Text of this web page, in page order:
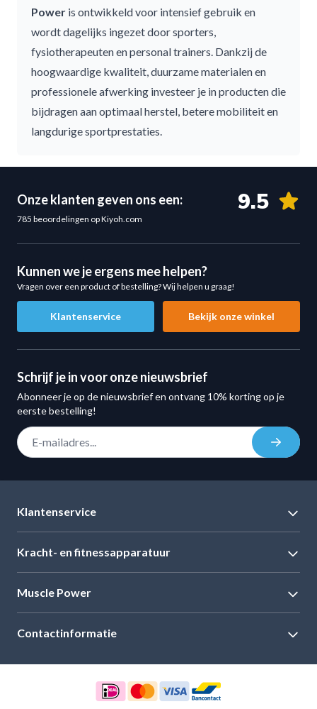
Power is ontwikkeld voor intensief gebruik en
wordt dagelijks ingezet door sporters,
fysiotherapeuten en personal trainers. Dankzij de
hoogwaardige kwaliteit, duurzame materialen en
professionele afwerking investeer je in producten die
bijdragen aan optimaal herstel, betere mobiliteit en
langdurige sportprestaties.
Onze klanten geven ons een:
785 beoordelingen op Kiyoh.com
9.5
Kunnen we je ergens mee helpen?
Vragen over een product of bestelling? Wij helpen u graag!
Klantenservice Bekijk onze winkel
Schrijf je in voor onze nieuwsbrief
Abonneer je op de nieuwsbrief en ontvang 10% korting op je
eerste bestelling!
Klantenservice
Kracht- en fitnessapparatuur
Muscle Power
Contactinformatie